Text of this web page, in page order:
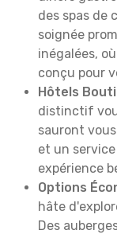
des spas de
soignée
inégalées,
conçu pour
Hôtels
distinctif
sauront
et un
expérience
Options
hâte
Des